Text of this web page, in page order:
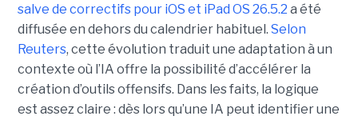
salve de correctifs pour iOS et iPad OS 26.5.2 a été
diffusée en dehors du calendrier habituel. Selon
Reuters, cette évolution traduit une adaptation à un
contexte où l’IA offre la possibilité d’accélérer la
création d’outils offensifs. Dans les faits, la logique
est assez claire : dès lors qu’une IA peut identifier une